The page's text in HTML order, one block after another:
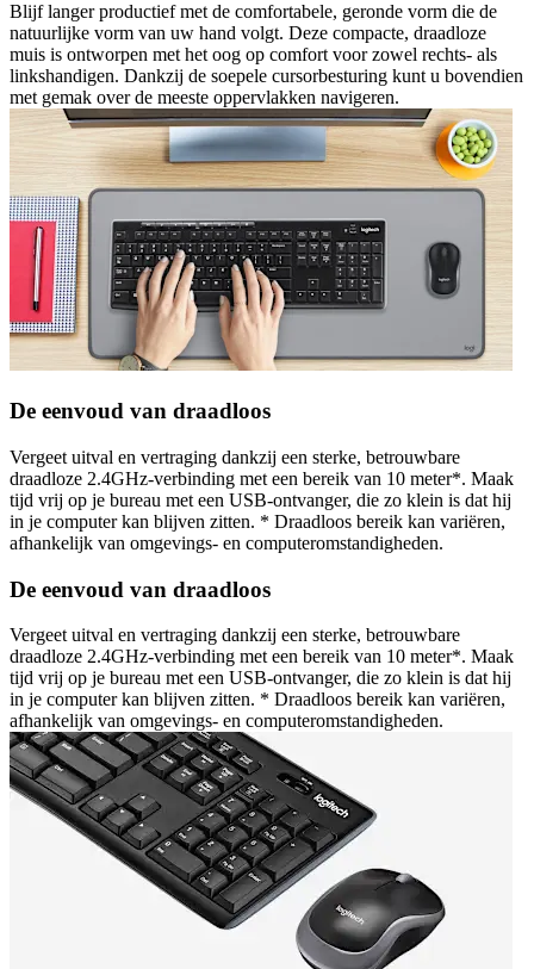
Blijf langer productief met de comfortabele, geronde vorm die de
natuurlijke vorm van uw hand volgt. Deze compacte, draadloze
muis is ontworpen met het oog op comfort voor zowel rechts- als
linkshandigen. Dankzij de soepele cursorbesturing kunt u bovendien
met gemak over de meeste oppervlakken navigeren.
De eenvoud van draadloos
Vergeet uitval en vertraging dankzij een sterke, betrouwbare
draadloze 2.4GHz-verbinding met een bereik van 10 meter*. Maak
tijd vrij op je bureau met een USB-ontvanger, die zo klein is dat hij
in je computer kan blijven zitten. * Draadloos bereik kan variëren,
afhankelijk van omgevings- en computeromstandigheden.
De eenvoud van draadloos
Vergeet uitval en vertraging dankzij een sterke, betrouwbare
draadloze 2.4GHz-verbinding met een bereik van 10 meter*. Maak
tijd vrij op je bureau met een USB-ontvanger, die zo klein is dat hij
in je computer kan blijven zitten. * Draadloos bereik kan variëren,
afhankelijk van omgevings- en computeromstandigheden.